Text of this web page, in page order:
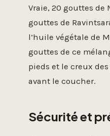
Vraie, 20 gouttes de
gouttes de
l’huile végétale de
gouttes de ce
pieds et le creux
avant le coucher.
Sécurité et